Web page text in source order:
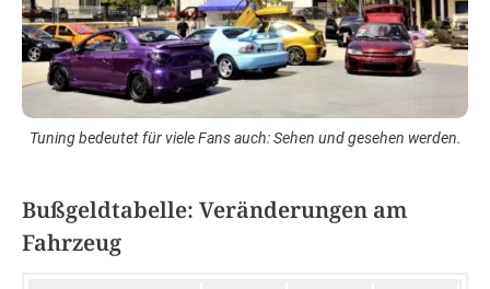
Tuning bedeutet für viele Fans auch: Sehen und gesehen werden.
Bußgeldtabelle: Veränderungen am
Fahrzeug